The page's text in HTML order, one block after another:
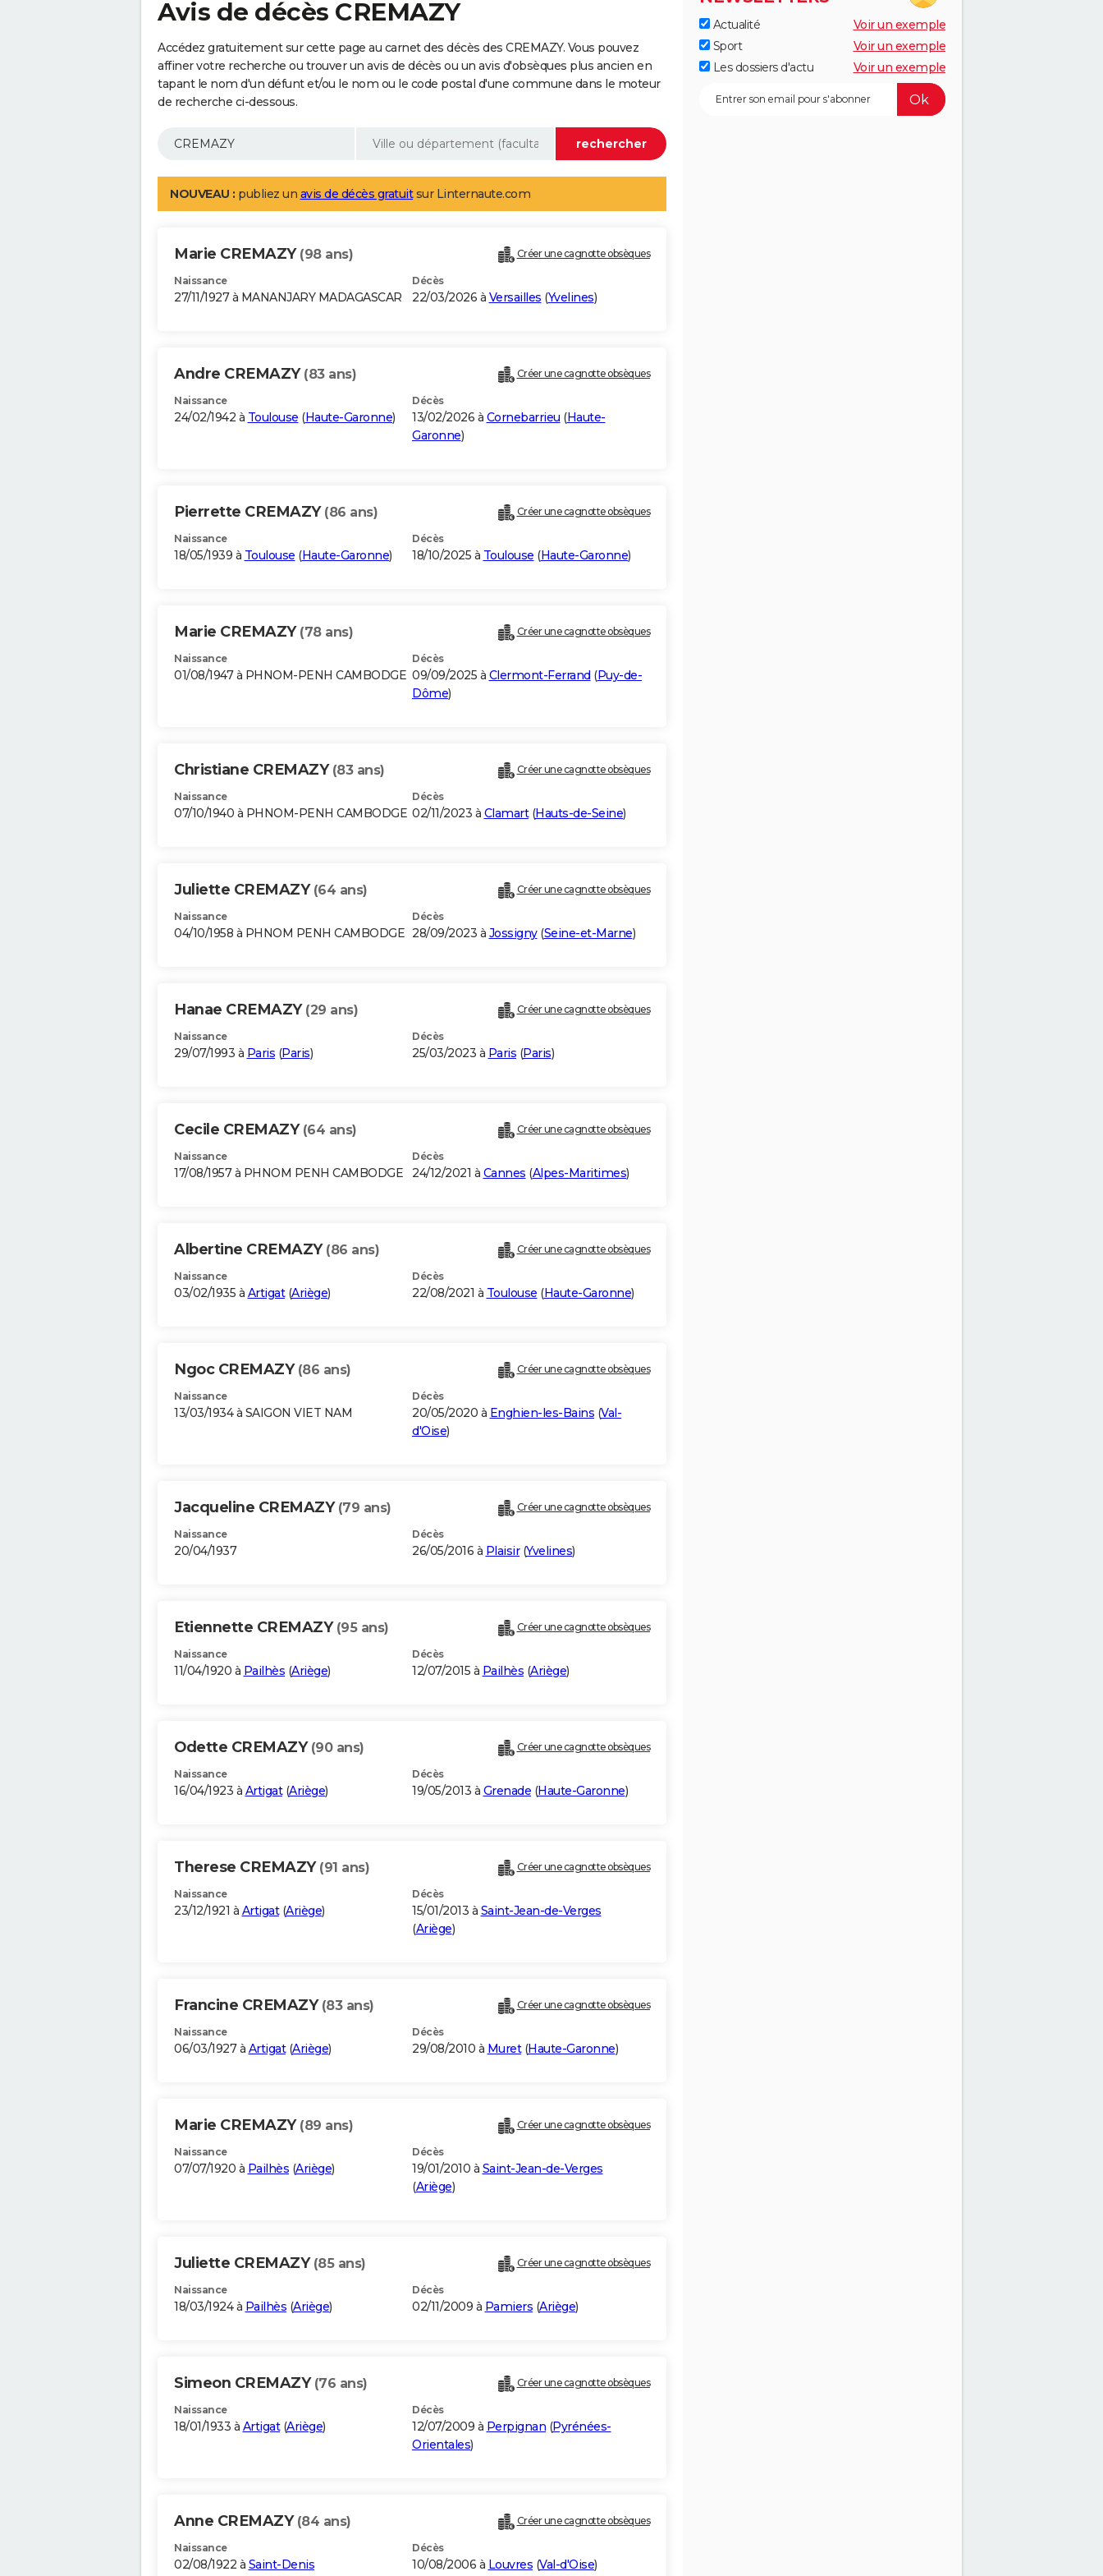
Avis de décès CREMAZY
Accédez gratuitement sur cette page au carnet des décès des CREMAZY. Vous pouvez
affiner votre recherche ou trouver un avis de décès ou un avis d'obsèques plus ancien en
tapant le nom d'un défunt et/ou le nom ou le code postal d'une commune dans le moteur
de recherche ci-dessous.
NOUVEAU : publiez un avis de décès gratuitsur Linternaute.com
Marie CREMAZY (98 ans) Créer une cagnotte obsèques
Naissance
27/11/1927 à MANANJARY MADAGASCAR
Décès
22/03/2026 à Versailles (Yvelines)
Andre CREMAZY (83 ans) Créer une cagnotte obsèques
Naissance
24/02/1942 à Toulouse (Haute-Garonne)
Décès
13/02/2026 à Cornebarrieu (Haute-
Garonne)
Pierrette CREMAZY (86 ans) Créer une cagnotte obsèques
Naissance
18/05/1939 à Toulouse (Haute-Garonne)
Décès
18/10/2025 à Toulouse (Haute-Garonne)
Marie CREMAZY (78 ans) Créer une cagnotte obsèques
Naissance
01/08/1947 à PHNOM-PENH CAMBODGE
Décès
09/09/2025 à Clermont-Ferrand (Puy-de-
Dôme)
Christiane CREMAZY (83 ans) Créer une cagnotte obsèques
Naissance
07/10/1940 à PHNOM-PENH CAMBODGE
Décès
02/11/2023 à Clamart(Hauts-de-Seine)
Juliette CREMAZY (64 ans) Créer une cagnotte obsèques
Naissance
04/10/1958 à PHNOM PENH CAMBODGE
Décès
28/09/2023 à Jossigny(Seine-et-Marne)
Hanae CREMAZY (29 ans) Créer une cagnotte obsèques
Naissance
29/07/1993 à Paris (Paris)
Décès
25/03/2023 à Paris (Paris)
Cecile CREMAZY (64 ans) Créer une cagnotte obsèques
Naissance
17/08/1957 à PHNOM PENH CAMBODGE
Décès
24/12/2021 à Cannes (Alpes-Maritimes)
Albertine CREMAZY (86 ans) Créer une cagnotte obsèques
Naissance
03/02/1935 à Artigat(Ariège)
Décès
22/08/2021 à Toulouse (Haute-Garonne)
Ngoc CREMAZY (86 ans) Créer une cagnotte obsèques
Naissance
13/03/1934 à SAIGON VIET NAM
Décès
20/05/2020 à Enghien-les-Bains (Val-
d'Oise)
Jacqueline CREMAZY (79 ans) Créer une cagnotte obsèques
Naissance
20/04/1937
Décès
26/05/2016 à Plaisir(Yvelines)
Etiennette CREMAZY (95 ans) Créer une cagnotte obsèques
Naissance
11/04/1920 à Pailhès (Ariège)
Décès
12/07/2015 à Pailhès (Ariège)
Odette CREMAZY (90 ans) Créer une cagnotte obsèques
Naissance
16/04/1923 à Artigat(Ariège)
Décès
19/05/2013 à Grenade (Haute-Garonne)
Therese CREMAZY (91 ans) Créer une cagnotte obsèques
Naissance
23/12/1921 à Artigat(Ariège)
Décès
15/01/2013 à Saint-Jean-de-Verges
(Ariège)
Francine CREMAZY (83 ans) Créer une cagnotte obsèques
Naissance
06/03/1927 à Artigat(Ariège)
Décès
29/08/2010 à Muret(Haute-Garonne)
Marie CREMAZY (89 ans) Créer une cagnotte obsèques
Naissance
07/07/1920 à Pailhès (Ariège)
Décès
19/01/2010 à Saint-Jean-de-Verges
(Ariège)
Juliette CREMAZY (85 ans) Créer une cagnotte obsèques
Naissance
18/03/1924 à Pailhès (Ariège)
Décès
02/11/2009 à Pamiers (Ariège)
Simeon CREMAZY (76 ans) Créer une cagnotte obsèques
Naissance
18/01/1933 à Artigat(Ariège)
Décès
12/07/2009 à Perpignan (Pyrénées-
Orientales)
Anne CREMAZY (84 ans) Créer une cagnotte obsèques
Naissance
02/08/1922 à Saint-Denis
Décès
10/08/2006 à Louvres (Val-d'Oise)
Actualité
Voir un exemple
Sport
Voir un exemple
Les dossiers d'actu
Voir un exemple